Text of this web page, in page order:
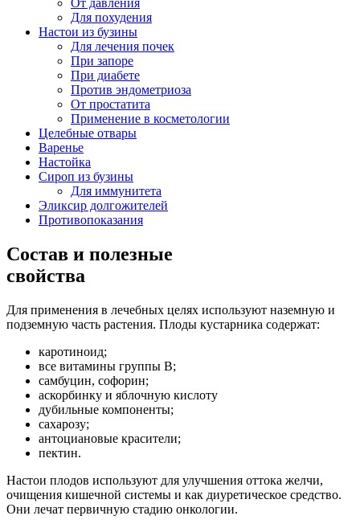
Для похудения
Настои из бузины
Для лечения почек
При запоре
При диабете
Против эндометриоза
От простатита
Применение в косметологии
Целебные отвары
Варенье
Настойка
Сироп из бузины
Для иммунитета
Эликсир долгожителей
Противопоказания
Состав и полезные
свойства
Для применения в лечебных целях используют наземную и
подземную часть растения. Плоды кустарника содержат:
каротиноид;
все витамины группы В;
самбуцин, софорин;
аскорбинку и яблочную кислоту
дубильные компоненты;
сахарозу;
антоциановые красители;
пектин.
Настои плодов используют для улучшения оттока желчи,
очищения кишечной системы и как диуретическое средство.
Они лечат первичную стадию онкологии.